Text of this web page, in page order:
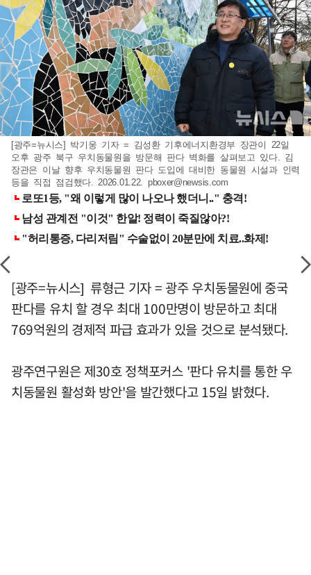
[광주=뉴시스] 박기웅 기자 = 김성환 기후에너지환경부 장관이 22일
오후 광주 북구 우치동물원을 방문해 판다 벽화를 살펴보고 있다. 김
장관은 이날 향후 우치동물원 판다 도입에 대비한 동물원 시설과 인력
등을 직접 점검했다. 2026.01.22. pboxer@newsis.com
[광주=뉴시스] 류형근 기자 = 광주 우치동물원에 중국
판다를 유치 할 경우 최대 100만명이 방문하고 최대
769억원의 경제적 파급 효과가 있을 것으로 분석됐다.
광주연구원은 제30호 정책포커스 '판다 유치를 통한 우
치동물원 활성화 방안'을 발간했다고 15일 밝혔다.